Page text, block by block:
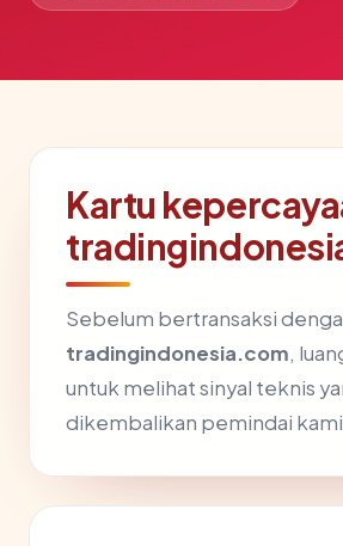
Kartu
Sebelum bertransaksi
tradingindonesia.com,
untuk melihat sinyal teknis
dikembalikan pemindai